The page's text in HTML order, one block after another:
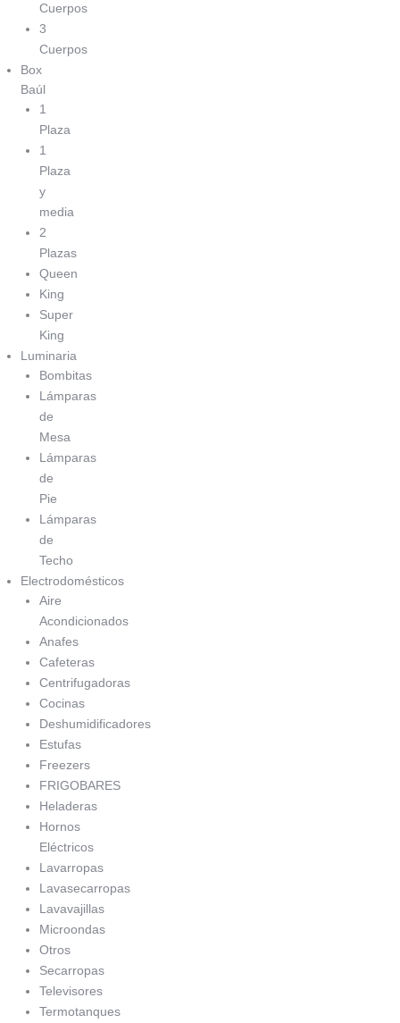
Cuerpos
3
Cuerpos
Box
Baúl
1
Plaza
1
Plaza
y
media
2
Plazas
Queen
King
Super
King
Luminaria
Bombitas
Lámparas
de
Mesa
Lámparas
de
Pie
Lámparas
de
Techo
Electrodomésticos
Aire
Acondicionados
Anafes
Cafeteras
Centrifugadoras
Cocinas
Deshumidificadores
Estufas
Freezers
FRIGOBARES
Heladeras
Hornos
Eléctricos
Lavarropas
Lavasecarropas
Lavavajillas
Microondas
Otros
Secarropas
Televisores
Termotanques